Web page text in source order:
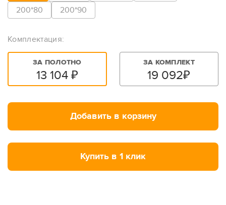
200*80
200*90
Комплектация:
ЗА ПОЛОТНО
13 104 ₽
ЗА КОМПЛЕКТ
19 092₽
Добавить в корзину
Купить в 1 клик